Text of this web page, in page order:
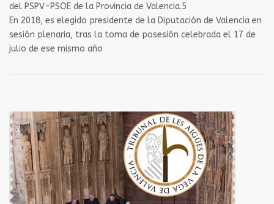
del PSPV-PSOE de la Provincia de Valencia.5​
En 2018, es elegido presidente de la Diputación de Valencia en
sesión plenaria, tras la toma de posesión celebrada el 17 de
julio de ese mismo año